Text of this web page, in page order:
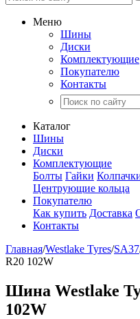
Меню
Шины
Диски
Комплектующие
Покупателю
Контакты
Каталог
Шины
Диски
Комплектующие
Болты Гайки
Центрующие кольца
Покупателю
Как купить Доставка
Контакты
Главная/Westlake Tyres/SA37
R20 102W
Шина Westlake
102W